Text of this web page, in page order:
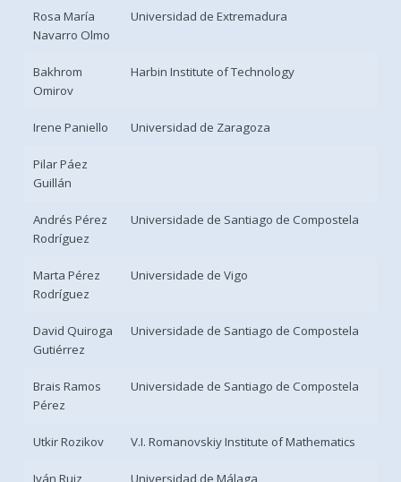
Rosa María
Navarro Olmo
Universidad de Extremadura
Bakhrom
Omirov
Harbin Institute of Technology
Irene Paniello Universidad de Zaragoza
Pilar Páez
Guillán
Andrés Pérez
Rodríguez
Universidade de Santiago de Compostela
Marta Pérez
Rodríguez
Universidade de Vigo
David Quiroga
Gutiérrez
Universidade de Santiago de Compostela
Brais Ramos
Pérez
Universidade de Santiago de Compostela
Utkir Rozikov V.I. Romanovskiy Institute of Mathematics
Iván Ruiz
Universidad de Málaga